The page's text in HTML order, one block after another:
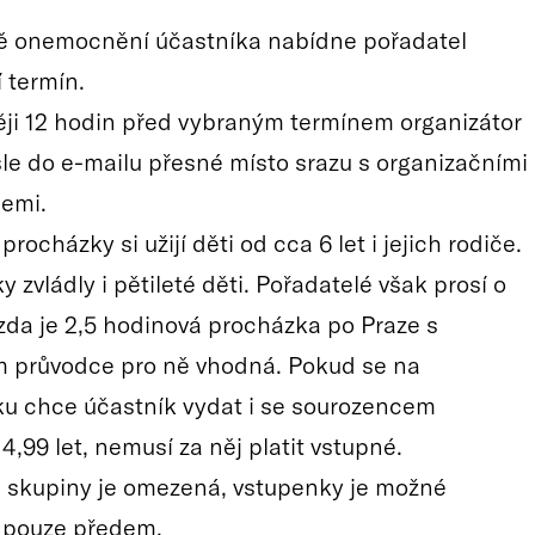
onemocnění účastníka nabídne pořadatel
termín.
12 hodin před vybraným termínem organizátor
do e-mailu přesné místo srazu s organizačními
si užijí děti od cca 6 let i jejich rodiče.
zvládly i pětileté děti. Pořadatelé však prosí o
je 2,5 hodinová procházka po Praze s
průvodce pro ně vhodná. Pokud se na
chce účastník vydat i se sourozencem
let, nemusí za něj platit vstupné.
je omezená, vstupenky je možné
předem.